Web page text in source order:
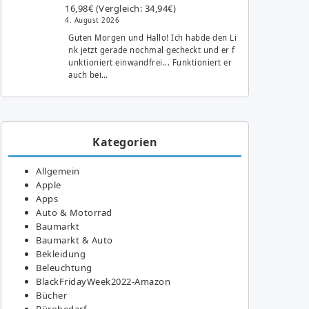
16,98€ (Vergleich: 34,94€)
4. August 2026
Guten Morgen und Hallo! Ich habde den Li
nk jetzt gerade nochmal gecheckt und er f
unktioniert einwandfrei... Funktioniert er
auch bei…
Kategorien
Allgemein
Apple
Apps
Auto & Motorrad
Baumarkt
Baumarkt & Auto
Bekleidung
Beleuchtung
BlackFridayWeek2022-Amazon
Bücher